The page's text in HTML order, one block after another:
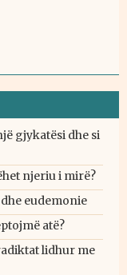
gjykatësi dhe si
njeriu i mirë?
eudemonie
atë?
lidhur me